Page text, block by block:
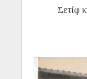
Σετίφ